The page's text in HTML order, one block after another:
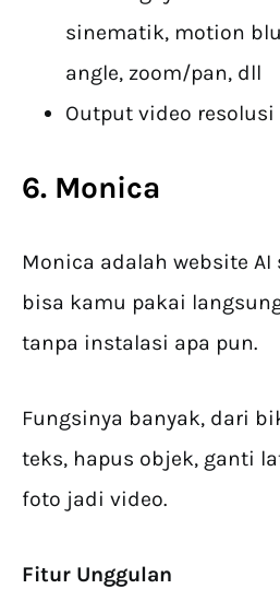
sinematik, motion
angle, zoom/pan, dll
Output video resolusi
6. Monica
Monica adalah website AI
bisa kamu pakai
tanpa instalasi apa pun.
Fungsinya banyak, dari
teks, hapus objek, ganti
foto jadi video.
Fitur Unggulan